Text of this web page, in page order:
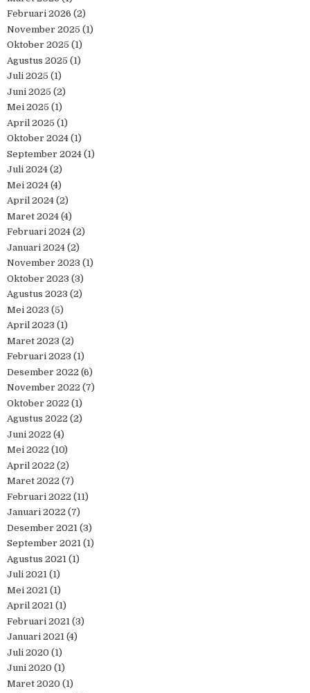
Februari 2026 (2)
November 2025 (1)
Oktober 2025 (1)
Agustus 2025 (1)
Juli 2025 (1)
Juni 2025 (2)
Mei 2025 (1)
April 2025 (1)
Oktober 2024 (1)
September 2024 (1)
Juli 2024 (2)
Mei 2024 (4)
April 2024 (2)
Maret 2024 (4)
Februari 2024 (2)
Januari 2024 (2)
November 2023 (1)
Oktober 2023 (3)
Agustus 2023 (2)
Mei 2023 (5)
April 2023 (1)
Maret 2023 (2)
Februari 2023 (1)
Desember 2022 (6)
November 2022 (7)
Oktober 2022 (1)
Agustus 2022 (2)
Juni 2022 (4)
Mei 2022 (10)
April 2022 (2)
Maret 2022 (7)
Februari 2022 (11)
Januari 2022 (7)
Desember 2021 (3)
September 2021 (1)
Agustus 2021 (1)
Juli 2021 (1)
Mei 2021 (1)
April 2021 (1)
Februari 2021 (3)
Januari 2021 (4)
Juli 2020 (1)
Juni 2020 (1)
Maret 2020 (1)